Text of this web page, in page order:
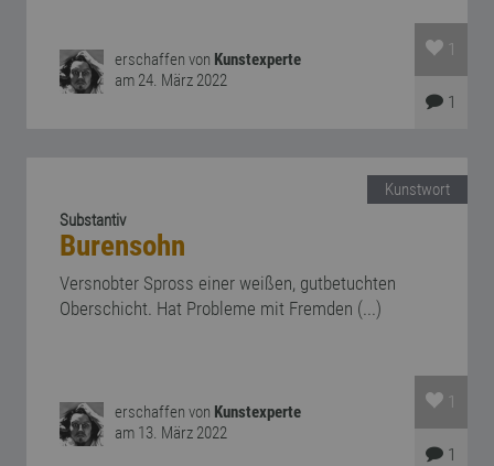
erschaffen von Kunstexperte
am 24. März 2022
1
1
Kunstwort
Substantiv
Burensohn
Versnobter Spross einer weißen, gutbetuchten
Oberschicht. Hat Probleme mit Fremden (...)
erschaffen von Kunstexperte
am 13. März 2022
1
1